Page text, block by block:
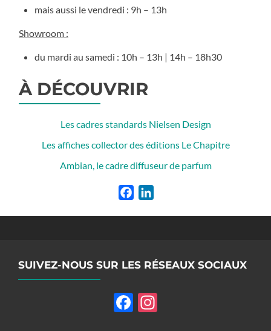
mais aussi le vendredi : 9h – 13h
Showroom :
du mardi au samedi : 10h – 13h | 14h – 18h30
À DÉCOUVRIR
Les cadres standards Nielsen Design
Les affiches collector des éditions Le Chapitre
Ambian, le cadre diffuseur de parfum
Facebook
SUIVEZ-NOUS SUR LES RÉSEAUX SOCIAUX
Facebook